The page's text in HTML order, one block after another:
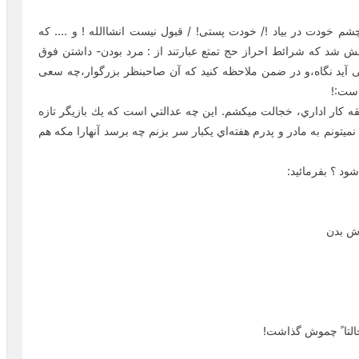
خودت در بیاد !/ خودت پستی! / قبول نیست انشاالله ! و …. که
شد که شرائط احراز حج تمتع عبارتند از : مرد بودن- داشتن فوق
می آید نگاه،و در ضمن ملاحظه کنید که آن صاحبنظر بزرگوار،چه سعی
است!:
و داشتن مدرك فوق ليسانس و حدود 14 سال سابقه كار اداري، خجالت ميكشم. اين چه عدالتي است كه يك بازيگر تازه
به مادر و پدرم هفته‌اي يكبار سر بزنم چه برسد آنهارا مكه هم
:
بدن
چموش گذاشت!